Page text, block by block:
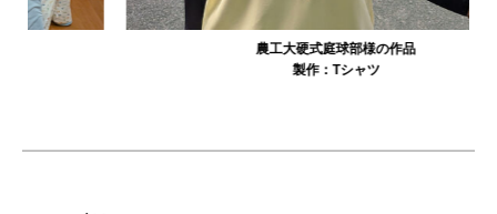
農工大硬式庭球部様の作品
Tシャツ